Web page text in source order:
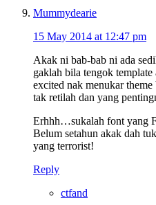
Mummydearie
15 May 2014 at 12:47 pm
Akak ni bab-bab ni ada
gaklah bila tengok template
excited nak menukar
tak retilah dan yang
Erhhh…sukalah font yang
Belum setahun akak dah
yang terrorist!
Reply
ctfand